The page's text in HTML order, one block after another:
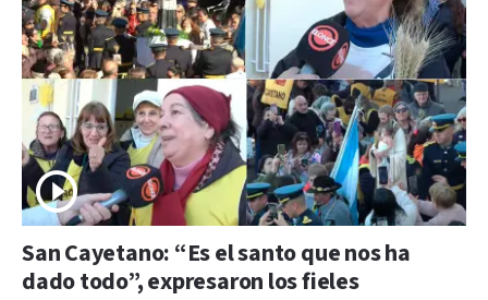
San Cayetano: “Es el santo que nos ha
dado todo”, expresaron los fieles